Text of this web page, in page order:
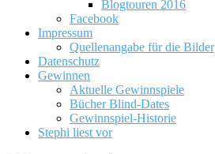
Blogtouren 2016
Facebook
Impressum
Quellenangabe für die Bilder
Datenschutz
Gewinnen
Aktuelle Gewinnspiele
Bücher Blind-Dates
Gewinnspiel-Historie
Stephi liest vor